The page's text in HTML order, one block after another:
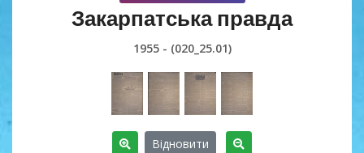
Закарпатська правда
1955 - (020_25.01)
Відновити